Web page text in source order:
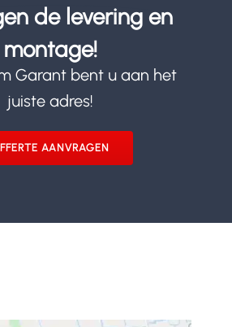
de levering en
montage!
Garant bent u aan het
juiste adres!
AANVRAGEN